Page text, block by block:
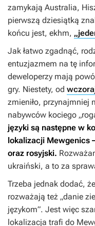
zamykają Australia,
pierwszą dziesiątką
końcu jest, ekhm,
Jak łatwo zgadnąć,
entuzjazmem na tę
deweloperzy mają
gry. Niestety, od
zmieniło, przynajmniej
nabywców kociego
języki są następne w
lokalizacji Mewgenics
oraz rosyjski.
ukraiński, a to za
Trzeba jednak dodać,
rozważają też „danie
językom”. Jest więc
lokalizacja trafi do